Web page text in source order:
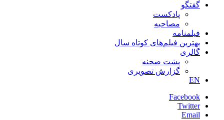
گفتگو
پادکست
مصاحبه
فیلمنامه
بهترین فیلم‌های کوتاه سال
گالری
پشت صحنه
گزارش تصویری
EN
Facebook
Twitter
Email